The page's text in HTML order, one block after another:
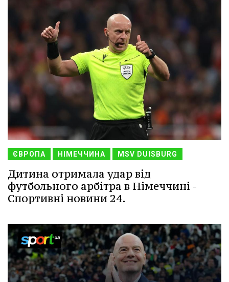
ЄВРОПА НІМЕЧЧИНА MSV DUISBURG
Дитина отримала удар від
футбольного арбітра в Німеччині -
Спортивні новини 24.